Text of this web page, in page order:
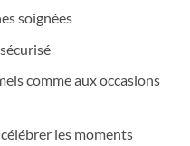
soignées
comme aux occasions
les moments